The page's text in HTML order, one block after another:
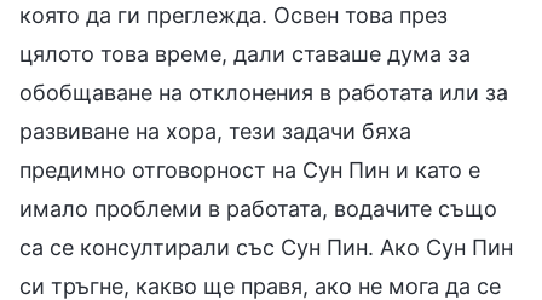
която да ги преглежда. Освен това през
цялото това време, дали ставаше дума за
обобщаване на отклонения в работата или за
развиване на хора, тези задачи бяха
предимно отговорност на Сун Пин и като е
имало проблеми в работата, водачите също
са се консултирали със Сун Пин. Ако Сун Пин
си тръгне, какво ще правя, ако не мога да се